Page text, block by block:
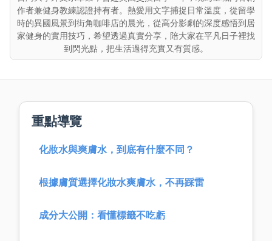
作者兼健身教練認證持有者。熱愛用文字捕捉日常溫度，從留學
時的異國風景到街角咖啡店的晨光，從高分影劇的深度感悟到居
家健身的實用技巧，希望透過真實分享，陪大家在平凡日子裡找
到閃光點，把生活過得充實又有質感。
重點導覽
化妝水與爽膚水，到底有什麼不同？
根據膚質選擇化妝水爽膚水，不再踩雷
成分大公開：看懂標籤不吃虧